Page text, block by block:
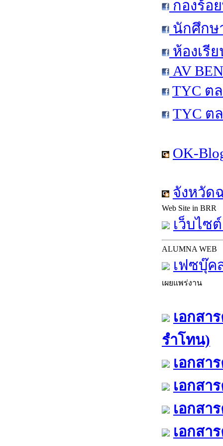
กองร้อ
นักศึกษ
ห้องเรี
AV
TYC ต
TYC ต
OK-
จังหวัด
Web Site in BRR
เว็บไซ
ALUMNA WEB
เฟซบุ๊ค
เผยแพร่งาน
เอกสา
รำโทน)
เอกสา
เอกสา
เอกสา
เอกสา